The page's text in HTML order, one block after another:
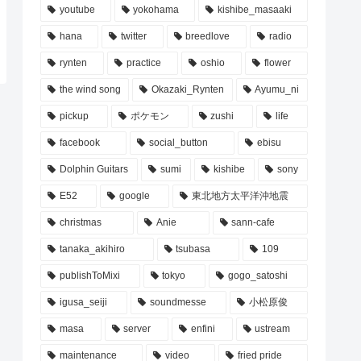
youtube yokohama kishibe_masaaki
hana twitter breedlove radio
rynten practice oshio flower
the wind song Okazaki_Rynten Ayumu_ni
pickup ポケモン zushi life
facebook social_button ebisu
Dolphin Guitars sumi kishibe sony
E52 google 東北地方太平洋沖地震
christmas Anie sann-cafe
tanaka_akihiro tsubasa 109
publishToMixi tokyo gogo_satoshi
igusa_seiji soundmesse 小松原俊
masa server enfini ustream
maintenance video fried pride